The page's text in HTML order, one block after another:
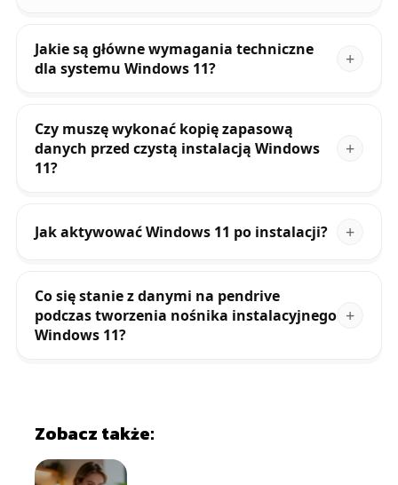
Jakie są główne wymagania techniczne
dla systemu Windows 11?
Czy muszę wykonać kopię zapasową
danych przed czystą instalacją Windows
11?
Jak aktywować Windows 11 po instalacji?
Co się stanie z danymi na pendrive
podczas tworzenia nośnika instalacyjnego
Windows 11?
Zobacz także: